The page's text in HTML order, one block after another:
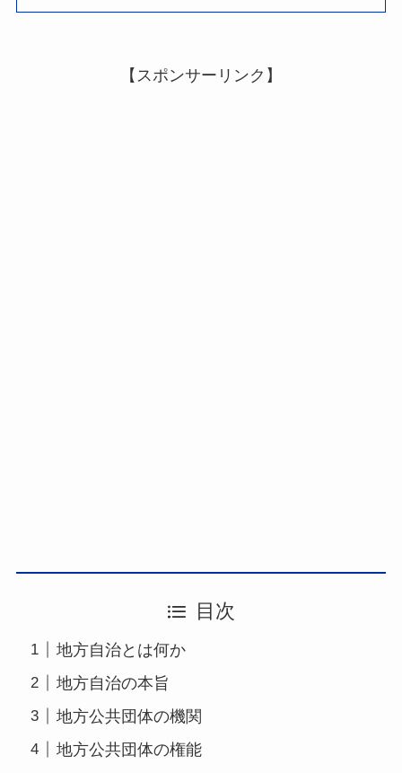
【スポンサーリンク】
目次
地方自治とは何か
地方自治の本旨
地方公共団体の機関
地方公共団体の権能